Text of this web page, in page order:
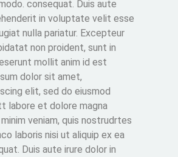
consequat. Duis aute
in voluptate velit esse
nulla pariatur. Excepteur
non proident, sunt in
mollit anim id est
dolor sit amet,
elit, sed do eiusmod
labore et dolore magna
veniam, quis nostrudrtes
laboris nisi ut aliquip ex ea
Duis aute irure dolor in